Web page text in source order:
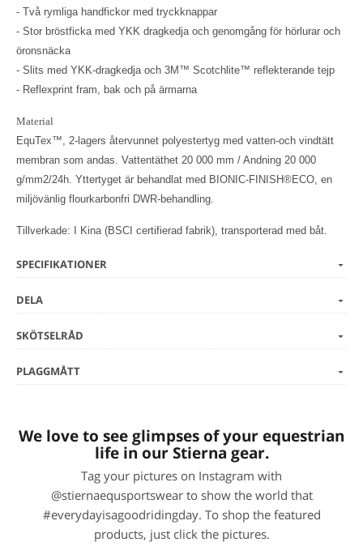
- Två rymliga handfickor med tryckknappar
- Stor bröstficka med YKK dragkedja och genomgång för hörlurar och
öronsnäcka
- Slits med YKK-dragkedja och 3M™ Scotchlite™ reflekterande tejp
- Reflexprint fram, bak och på ärmarna
Material
EquTex™, 2-lagers återvunnet polyestertyg med vatten-och vindtätt
membran som andas. Vattentäthet 20 000 mm / Andning 20 000
g/mm2/24h. Yttertyget är behandlat med BIONIC-FINISH®ECO, en
miljövänlig flourkarbonfri DWR-behandling.
Tillverkade: I Kina (BSCI certifierad fabrik), transporterad med båt.
SPECIFIKATIONER
DELA
SKÖTSELRÅD
PLAGGMÅTT
We love to see glimpses of your equestrian
life in our Stierna gear.
Tag your pictures on Instagram with
@stiernaequsportswear to show the world that
#everydayisagoodridingday. To shop the featured
products, just click the pictures.